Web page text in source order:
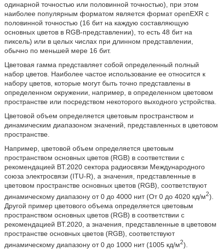
одинарной точностью или половинной точностью), при этом
наиболее популярным форматом является формат openEXR с
половинной точностью (16 бит на каждую составляющую
основных цветов в RGB-представлении), то есть 48 бит на
пиксель) или в целых числах при длинном представлении,
обычно по меньшей мере 16 бит.
Цветовая гамма представляет собой определенный полный
набор цветов. Наиболее частое использование ее относится к
набору цветов, которые могут быть точно представлены в
определенном окружении, например, в определенном цветовом
пространстве или посредством некоторого выходного устройства.
Цветовой объем определяется цветовым пространством и
динамическим диапазоном значений, представленных в цветовом
пространстве.
Например, цветовой объем определяется цветовым
пространством основных цветов (RGB) в соответствии с
рекомендацией BT.2020 сектора радиосвязи Международного
союза электросвязи (ITU-R), а значения, представленные в
цветовом пространстве основных цветов (RGB), соответствуют
динамическому диапазону от 0 до 4000 нит (От 0 до 4020 кд/м2).
Другой пример цветового объема определяется цветовым
пространством основных цветов (RGB) в соответствии с
рекомендацией BT.2020, а значения, представленные в цветовом
пространстве основных цветов (RGB), соответствуют
динамическому диапазону от 0 до 1000 нит (1005 кд/м2).